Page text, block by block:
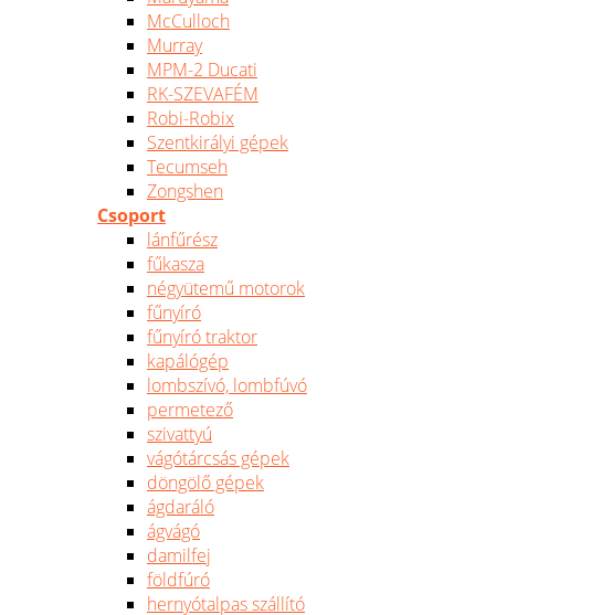
McCulloch
Murray
MPM-2 Ducati
RK-SZEVAFÉM
Robi-Robix
Szentkirályi gépek
Tecumseh
Zongshen
Csoport
lánfűrész
fűkasza
négyütemű motorok
fűnyíró
fűnyíró traktor
kapálógép
lombszívó, lombfúvó
permetező
szivattyú
vágótárcsás gépek
döngölő gépek
ágdaráló
ágvágó
damilfej
földfúró
hernyótalpas szállító